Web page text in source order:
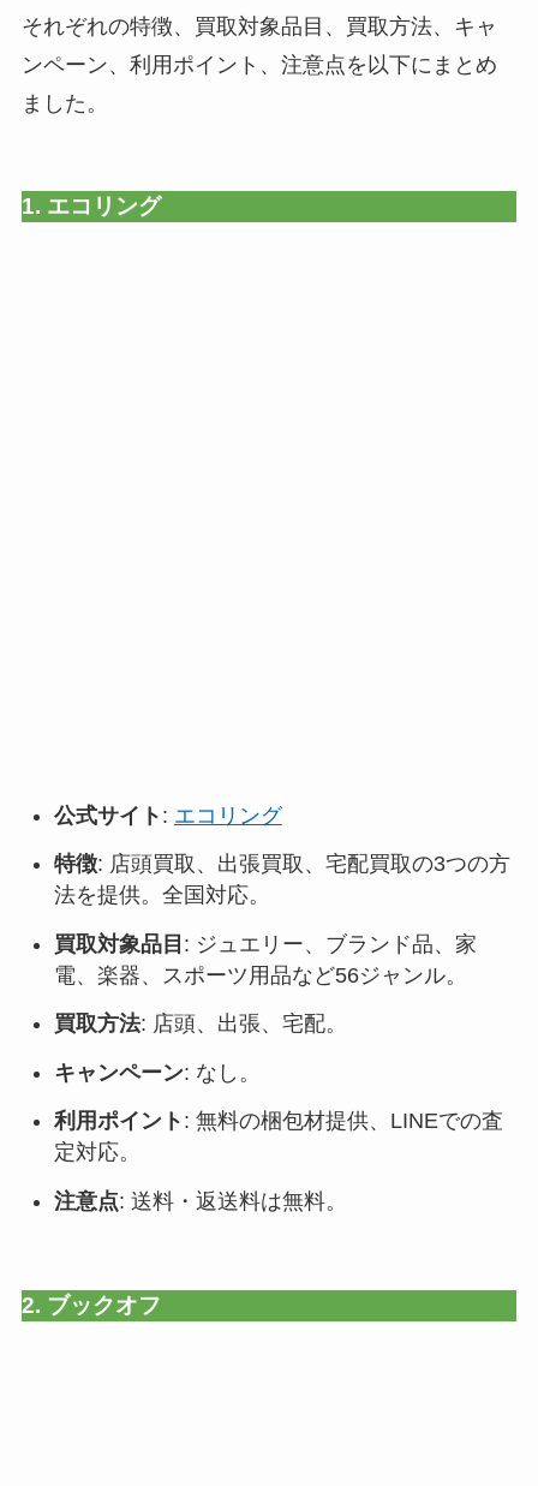
それぞれの特徴、買取対象品目、買取方法、キャ
ンペーン、利用ポイント、注意点を以下にまとめ
ました。
1. エコリング
公式サイト : エコリング
特徴: 店頭買取、出張買取、宅配買取の3つの方
法を提供。全国対応。
買取対象品目 : ジュエリー、ブランド品、家
電、楽器、スポーツ用品など56ジャンル。
買取方法: 店頭、出張、宅配。
キャンペーン: なし。
利用ポイント : 無料の梱包材提供、LINEでの査
定対応。
注意点: 送料・返送料は無料。
2. ブックオフ